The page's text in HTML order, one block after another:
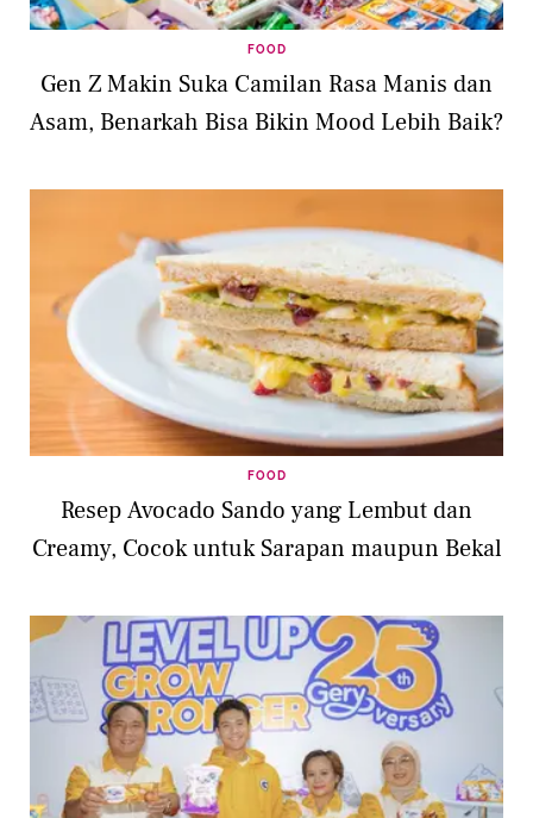
FOOD
Gen Z Makin Suka Camilan Rasa Manis dan
Asam, Benarkah Bisa Bikin Mood Lebih Baik?
FOOD
Resep Avocado Sando yang Lembut dan
Creamy, Cocok untuk Sarapan maupun Bekal